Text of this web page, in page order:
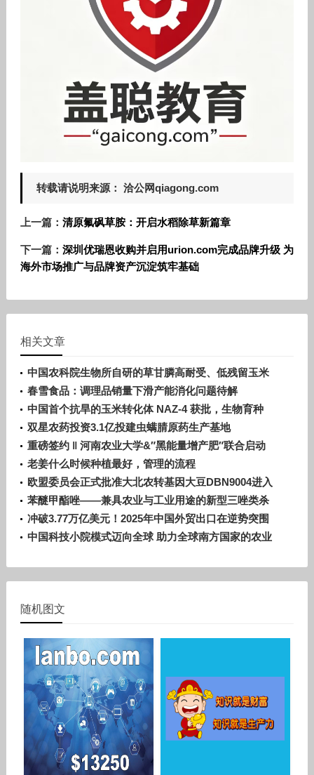
转载请说明来源： 洽公网qiagong.com
上一篇： 清原氟砜草胺：开启水稻除草新篇章
下一篇： 深圳优瑞恩收购并启用urion.com完成品牌升级 为
海外市场推广与品牌资产沉淀筑牢基础
相关文章
中国农科院生物所自研的草甘膦高耐受、低残留玉米
转化体——GG2获批转基因生物安全证书
春雪食品：调理品销量下滑产能消化问题待解
中国首个抗旱的玉米转化体 NAZ-4 获批，生物育种
关键逆境性状自主创新突破
双星农药投资3.1亿投建虫螨腈原药生产基地
重磅签约 ‖ 河南农业大学&″黑能量增产肥″联合启动
花生增产研究项目
老姜什么时候种植最好，管理的流程
欧盟委员会正式批准大北农转基因大豆DBN9004进入
欧盟市场！
苯醚甲酯唑——兼具农业与工业用途的新型三唑类杀
菌剂
冲破3.77万亿美元！2025年中国外贸出口在逆势突围
中交出满意的答卷
中国科技小院模式迈向全球 助力全球南方国家的农业
随机图文